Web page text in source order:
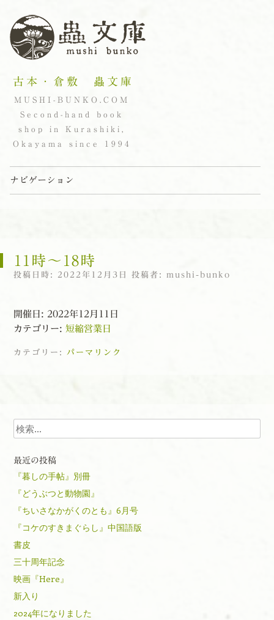
古本・倉敷 蟲文庫
MUSHI-BUNKO.COM
Second-hand book
shop in Kurashiki,
Okayama since 1994
ナビゲーション
11時〜18時
投稿日時: 2022年12月3日 投稿者: mushi-bunko
開催日: 2022年12月11日
カテゴリー: 短縮営業日
カテゴリー: パーマリンク
検索
最近の投稿
『暮しの手帖』別冊
『どうぶつと動物園』
『ちいさなかがくのとも』6月号
『コケのすきまぐらし』中国語版
書皮
三十周年記念
映画『Here』
新入り
2024年になりました